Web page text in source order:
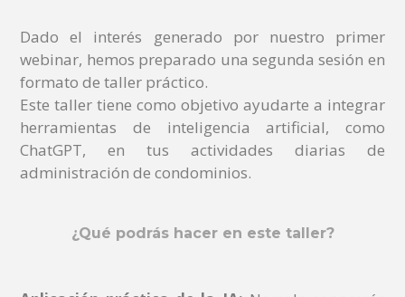
Dado el interés generado por nuestro primer
webinar, hemos preparado una segunda sesión en
formato de taller práctico.
Este taller tiene como objetivo ayudarte a integrar
herramientas de inteligencia artificial, como
ChatGPT, en tus actividades diarias de
administración de condominios.
¿Qué podrás hacer en este taller?